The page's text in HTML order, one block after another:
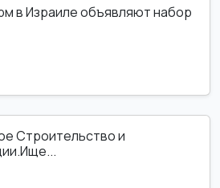
в Израиле объявляют набор
Строительство и